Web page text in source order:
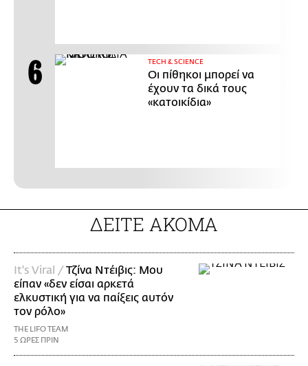
ΤECH & SCIENCE
Οι πίθηκοι μπορεί να
έχουν τα δικά τους
«κατοικίδια»
ΔΕΙΤΕ ΑΚΟΜΑ
It's Viral /Τζίνα Ντέιβις: Μου
είπαν «δεν είσαι αρκετά
ελκυστική για να παίξεις αυτόν
τον ρόλο»
THE LIFO TEAM
5 ΩΡΕΣ ΠΡΙΝ